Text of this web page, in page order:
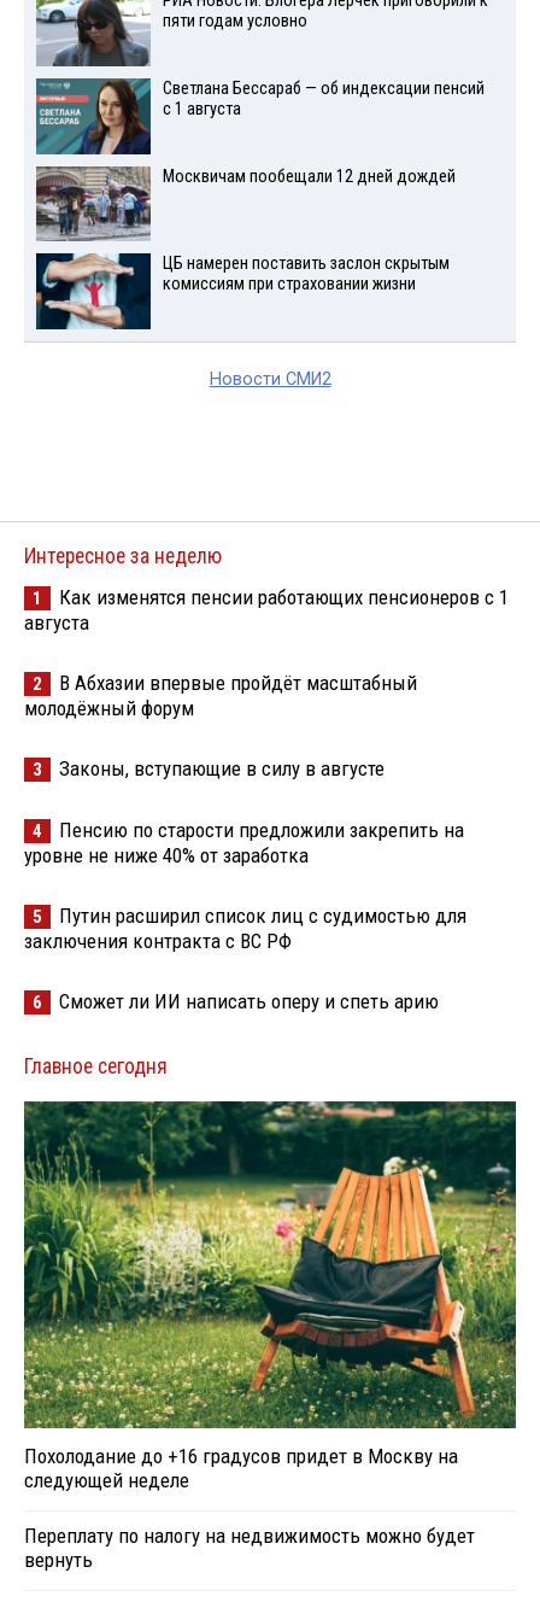
пяти годам условно
Светлана Бессараб — об индексации пенсий
с 1 августа
Москвичам пообещали 12 дней дождей
ЦБ намерен поставить заслон скрытым
комиссиям при страховании жизни
Новости СМИ2
Интересное за неделю
1
Как изменятся пенсии работающих пенсионеров с 1
августа
2
В Абхазии впервые пройдёт масштабный
молодёжный форум
3 Законы, вступающие в силу в августе
4
Пенсию по старости предложили закрепить на
уровне не ниже 40% от заработка
5
Путин расширил список лиц с судимостью для
заключения контракта с ВС РФ
6 Сможет ли ИИ написать оперу и спеть арию
Главное сегодня
Похолодание до +16 градусов придет в Москву на
следующей неделе
Переплату по налогу на недвижимость можно будет
вернуть